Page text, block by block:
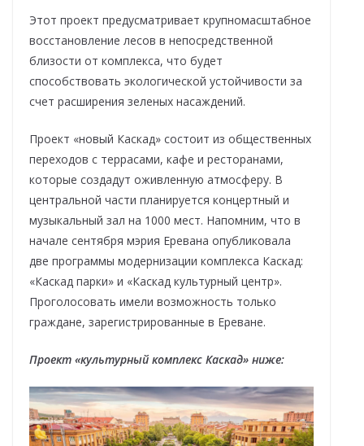
Этот проект предусматривает крупномасштабное
восстановление лесов в непосредственной
близости от комплекса, что будет
способствовать экологической устойчивости за
счет расширения зеленых насаждений.
Проект «новый Каскад» состоит из общественных
переходов с террасами, кафе и ресторанами,
которые создадут оживленную атмосферу. В
центральной части планируется концертный и
музыкальный зал на 1000 мест. Напомним, что в
начале сентября мэрия Еревана опубликовала
две программы модернизации комплекса Каскад:
«Каскад парки» и «Каскад культурный центр».
Проголосовать имели возможность только
граждане, зарегистрированные в Ереване.
Проект «культурный комплекс Каскад» ниже: